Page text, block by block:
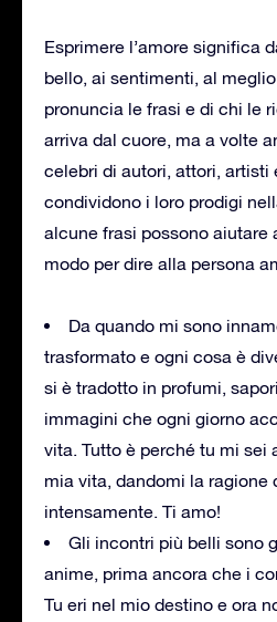
Esprimere l’amore significa
bello, ai sentimenti, al
pronuncia le frasi e di chi le
arriva dal cuore, ma a volte
celebri di autori, attori, artisti
condividono i loro prodigi
alcune frasi possono aiutare
modo per dire alla persona
Da quando mi sono
trasformato e ogni cosa è
si è tradotto in profumi,
immagini che ogni giorno
vita. Tutto è perché tu mi sei
mia vita, dandomi la ragione
intensamente. Ti amo!
Gli incontri più belli sono
anime, prima ancora che i
Tu eri nel mio destino e ora